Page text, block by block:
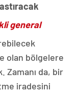
general
olan bölgelere
Zamanı da, bir
iradesini